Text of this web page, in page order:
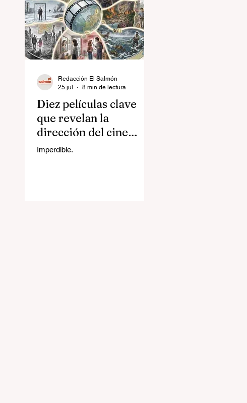
Diez películas clave
que revelan la
dirección del cine
contemporáneo
Imperdible.
Redacción El Salmón
25 jul
8 min de lectura